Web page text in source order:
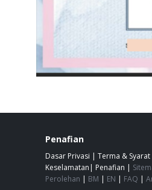
Penafian
Dasar Privasi | Terma & Syarat
Keselamatan | Penafian |
Perolehan | BM | EN | FAQ |